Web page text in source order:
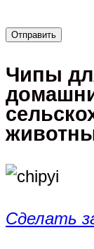
Чипы
Сделать